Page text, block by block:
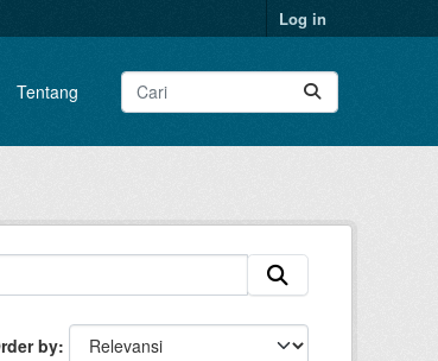
Log in
Tentang
by